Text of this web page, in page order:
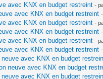
avec KNX en budget restreint -
avec KNX en budget restreint
avec KNX en budget restreint -
avec KNX en budget restreint
avec KNX en budget restreint -
avec KNX en budget restreint
avec KNX en budget
neuve avec KNX en budget
avec KNX en budget